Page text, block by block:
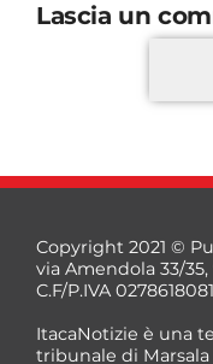
Lascia un
Copyright 2021 ©
via Amendola 33/35,
C.F/P.IVA
ItacaNotizie è una
tribunale di Marsala